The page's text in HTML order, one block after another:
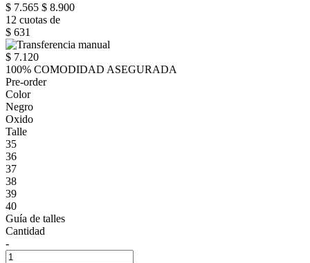
$ 7.565 $ 8.900
12 cuotas de
$ 631
$ 7.120
100% COMODIDAD ASEGURADA
Pre-order
Color
Negro
Oxido
Talle
35
36
37
38
39
40
Guía de talles
Cantidad
-